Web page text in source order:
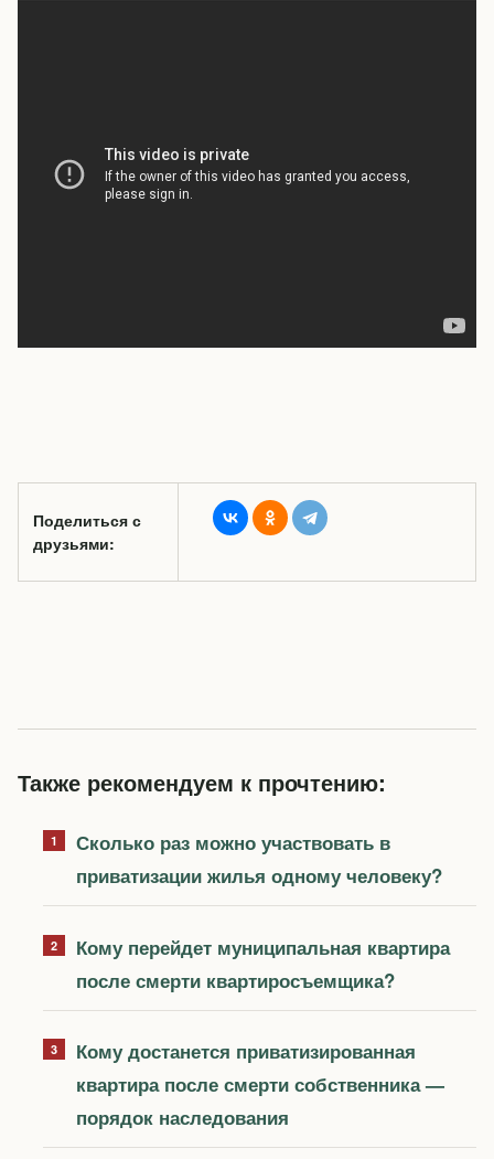
Поделиться с
друзьями:
Также рекомендуем к прочтению:
Сколько раз можно участвовать в
приватизации жилья одному человеку?
Кому перейдет муниципальная квартира
после смерти квартиросъемщика?
Кому достанется приватизированная
квартира после смерти собственника —
порядок наследования